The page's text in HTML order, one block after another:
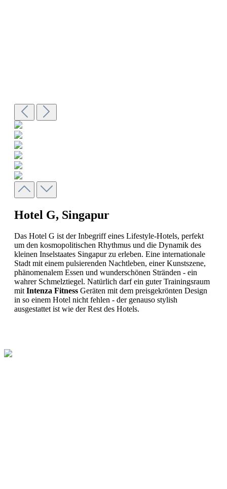
Hotel G, Singapur
Das Hotel G ist der Inbegriff eines Lifestyle-Hotels, perfekt
um den kosmopolitischen Rhythmus und die Dynamik des
kleinen Inselstaates Singapur zu erleben. Eine internationale
Stadt mit einem pulsierenden Nachtleben, einer Kunstszene,
phänomenalem Essen und wunderschönen Stränden - ein
wahrer Schmelztiegel. Natürlich darf ein guter Trainingsraum
mitIntenza Fitness Geräten mit dem preisgekrönten Design
in so einem Hotel nicht fehlen - der genauso stylish
ausgestattet ist wie der Rest des Hotels.